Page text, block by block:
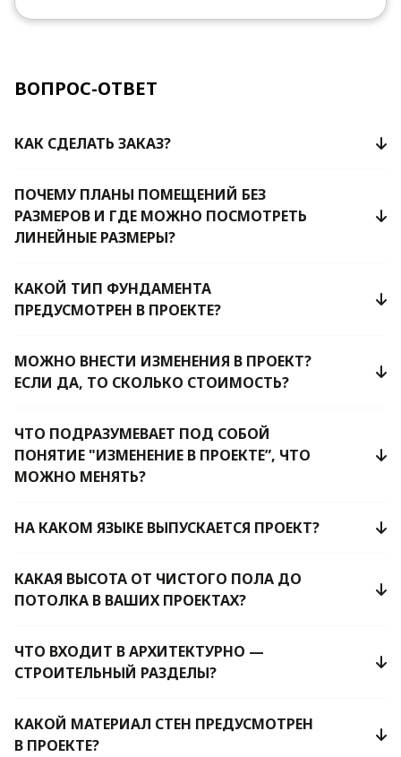
ВОПРОС-ОТВЕТ
КАК СДЕЛАТЬ ЗАКАЗ?
ПОЧЕМУ ПЛАНЫ ПОМЕЩЕНИЙ БЕЗ
РАЗМЕРОВ И ГДЕ МОЖНО ПОСМОТРЕТЬ
ЛИНЕЙНЫЕ РАЗМЕРЫ?
КАКОЙ ТИП ФУНДАМЕНТА
ПРЕДУСМОТРЕН В ПРОЕКТЕ?
МОЖНО ВНЕСТИ ИЗМЕНЕНИЯ В ПРОЕКТ?
ЕСЛИ ДА, ТО СКОЛЬКО СТОИМОСТЬ?
ЧТО ПОДРАЗУМЕВАЕТ ПОД СОБОЙ
ПОНЯТИЕ "ИЗМЕНЕНИЕ В ПРОЕКТЕ”, ЧТО
МОЖНО МЕНЯТЬ?
НА КАКОМ ЯЗЫКЕ ВЫПУСКАЕТСЯ ПРОЕКТ?
КАКАЯ ВЫСОТА ОТ ЧИСТОГО ПОЛА ДО
ПОТОЛКА В ВАШИХ ПРОЕКТАХ?
ЧТО ВХОДИТ В АРХИТЕКТУРНО —
СТРОИТЕЛЬНЫЙ РАЗДЕЛЫ?
КАКОЙ МАТЕРИАЛ СТЕН ПРЕДУСМОТРЕН
В ПРОЕКТЕ?